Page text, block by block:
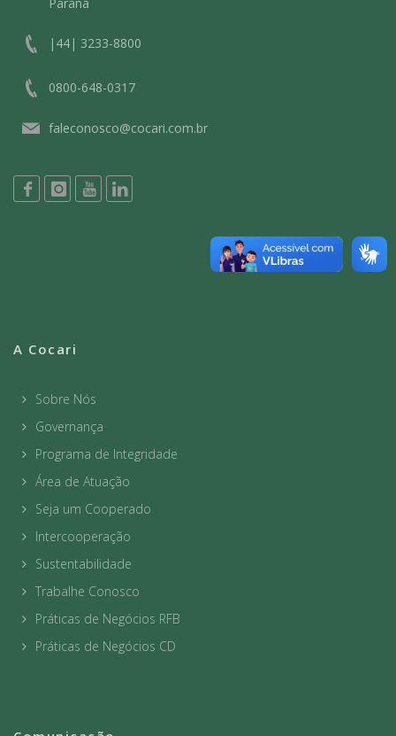
|44| 3233-8800
0800-648-0317
faleconosco@cocari.com.br
A Cocari
Sobre Nós
Governança
Programa de Integridade
Área de Atuação
Seja um Cooperado
Intercooperação
Sustentabilidade
Trabalhe Conosco
Práticas de Negócios RFB
Práticas de Negócios CD